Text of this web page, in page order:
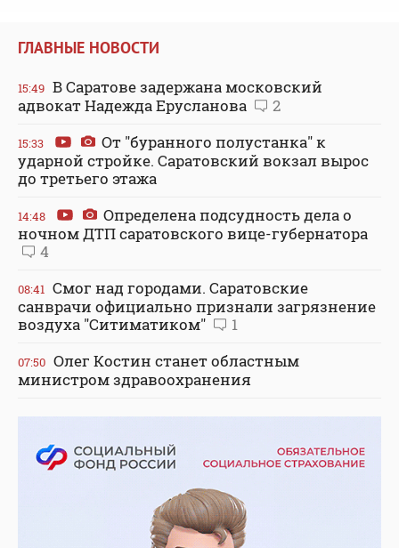
ГЛАВНЫЕ НОВОСТИ
15:49 В Саратове задержана московский
адвокат Надежда Ерусланова
2
15:33
От "буранного полустанка" к
ударной стройке. Саратовский вокзал вырос
до третьего этажа
14:48
Определена подсудность дела о
ночном ДТП саратовского вице-губернатора
4
08:41 Смог над городами. Саратовские
санврачи официально признали загрязнение
воздуха "Ситиматиком"
1
07:50 Олег Костин станет областным
министром здравоохранения